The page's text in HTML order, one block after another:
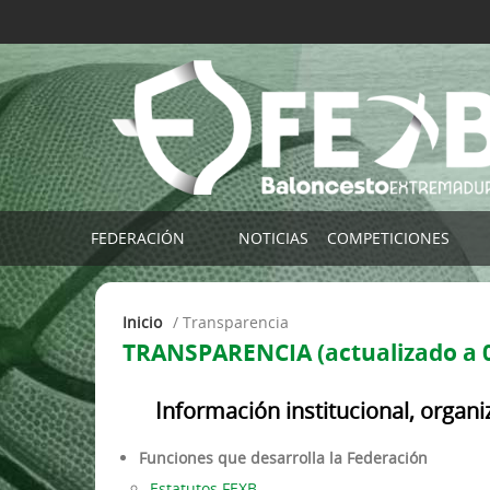
FEDERACIÓN
Imagen Corporativa FExB
Contactar
Localización
Plataforma FExB (Clubes)
NOTICIAS COMPETICIONES
COMPETICIONES
Buscador de
Por Clubes
Inicio / transparencia
TRANSPARENCIA (actualizado a
Información institucional,
Funciones que desarrolla la Federación